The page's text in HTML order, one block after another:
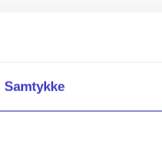
Samtykke